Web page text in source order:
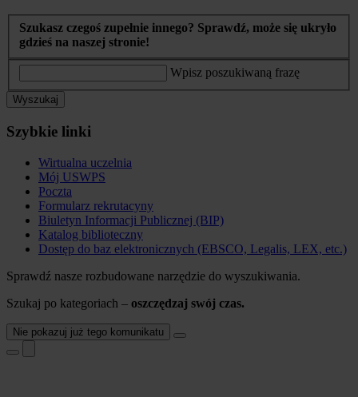
Szukasz czegoś zupełnie innego? Sprawdź, może się ukryło
gdzieś na naszej stronie!
Wpisz poszukiwaną frazę
Wyszukaj
Szybkie linki
Wirtualna uczelnia
Mój USWPS
Poczta
Formularz rekrutacyny
Biuletyn Informacji Publicznej (BIP)
Katalog biblioteczny
Dostęp do baz elektronicznych (EBSCO, Legalis, LEX, etc.)
Sprawdź nasze rozbudowane narzędzie do wyszukiwania.
Szukaj po kategoriach – oszczędzaj swój czas.
Nie pokazuj już tego komunikatu